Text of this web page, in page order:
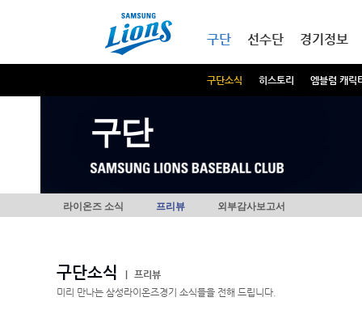
구단
구단소식 히스토리 엠블럼 캐릭
선수단 경기정보
구단
라이온즈 소식 프리뷰 외부감사보고서
구단소식
프리뷰
미리 만나는 삼성라이온즈경기 소식들을 전해 드립니다.